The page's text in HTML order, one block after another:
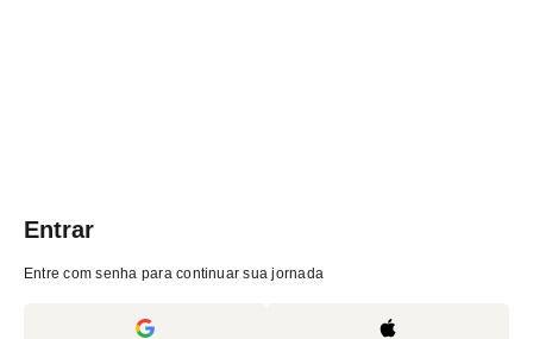
Entrar
Entre com senha para continuar sua jornada